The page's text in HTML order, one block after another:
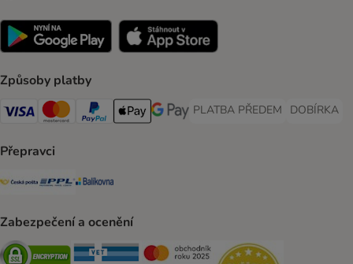
Způsoby platby
Visa Payment Method
Mastercard Payment Method
PayPal Payment Method
Apple pay Payment Method
GooglePay Payment Method
PLATBA PŘEDEM
PLATBA PŘEDEM Payment
DOBÍRKA
DOBÍRKA
Přepravci
Česká pošta Shipping Method
PPL Shipping Method
Balíkovna Shipping Method
Zabezpečení a ocenění
Security Security Security